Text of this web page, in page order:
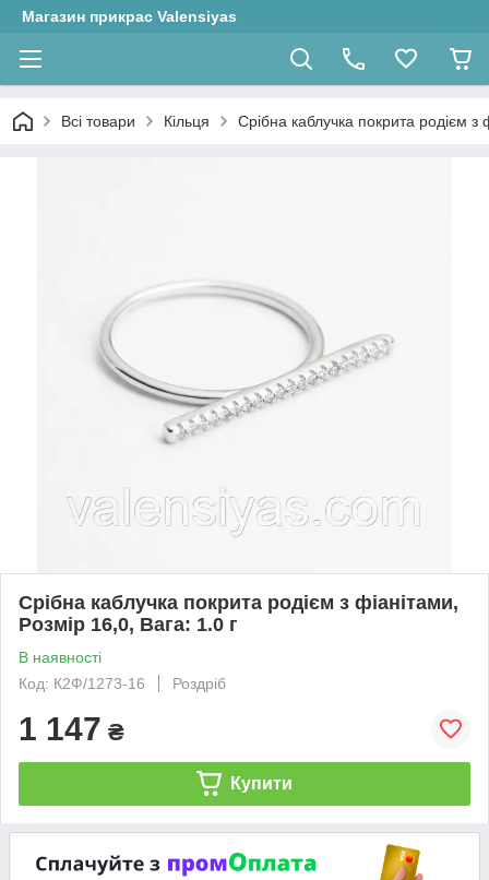
Магазин прикрас Valensiyas
Всі товари Кільця Срібна каблучка покрита родієм з
Срібна каблучка покрита родієм з фіанітами,
Розмір 16,0, Вага: 1.0 г
В наявності
Код: К2Ф/1273-16
Роздріб
1 147 ₴
Купити